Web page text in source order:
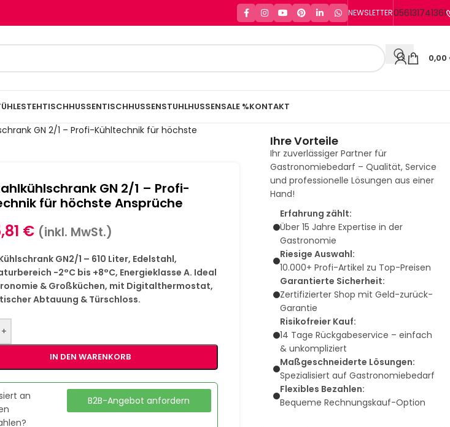
NEWSLETTER056131741361
0,00
STEHTISCHHUSSENTISCHHUSSENSTUHLHUSSENSALE %KONTAKT
GN 2/1 – Profi-Kühltechnik für höchste
GN 2/1 – Profi-
für höchste Ansprüche
€ (inkl. MwSt.)
GN2/1 – 610 Liter, Edelstahl,
-2°C bis +8°C, Energieklasse A. Ideal
& Großküchen, mit Digitalthermostat,
Abtauung & Türschloss.
+
IN DEN WARENKORB
an
B2B-Angebot anfordern
Ihre Vorteile
Ihr zuverlässiger Partner für
Gastronomiebedarf – Qualität, Service
und professionelle Lösungen aus einer
Hand!
Erfahrung zählt:
Über 15 Jahre Expertise in der
Gastronomie
Riesige Auswahl:
10.000+ Profi-Artikel zu Top-Preisen
Garantierte Sicherheit:
Zertifizierter Shop mit Geld-zurück-
Garantie
Risikofreier Kauf:
14 Tage Rückgabeservice – einfach
& unkompliziert
Maßgeschneiderte Lösungen:
Spezialisiert auf Gastronomiebedarf
Flexibles Bezahlen:
Bequeme Rechnungskauf-Option